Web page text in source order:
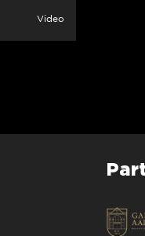
Video